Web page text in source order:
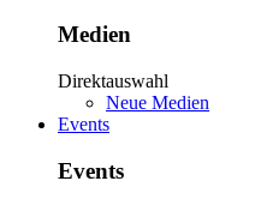
Medien
Direktauswahl
Neue Medien
Events
Events